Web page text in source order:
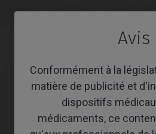
Avis
Conformément à la
matière de publicité et
dispositifs
médicaments, ce
Accueil Systèmes Osseotite®
Multi-